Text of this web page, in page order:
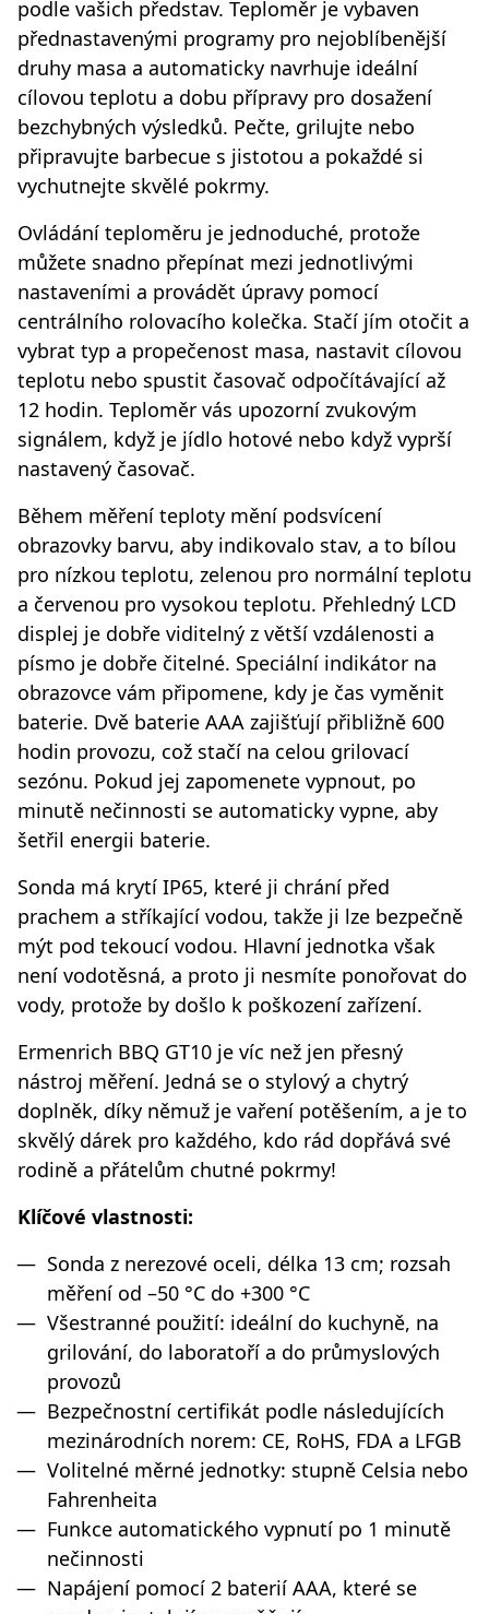
podle vašich představ. Teploměr je vybaven
přednastavenými programy pro nejoblíbenější
druhy masa a automaticky navrhuje ideální
cílovou teplotu a dobu přípravy pro dosažení
bezchybných výsledků. Pečte, grilujte nebo
připravujte barbecue s jistotou a pokaždé si
vychutnejte skvělé pokrmy.
Ovládání teploměru je jednoduché, protože
můžete snadno přepínat mezi jednotlivými
nastaveními a provádět úpravy pomocí
centrálního rolovacího kolečka. Stačí jím otočit a
vybrat typ a propečenost masa, nastavit cílovou
teplotu nebo spustit časovač odpočítávající až
12 hodin. Teploměr vás upozorní zvukovým
signálem, když je jídlo hotové nebo když vyprší
nastavený časovač.
Během měření teploty mění podsvícení
obrazovky barvu, aby indikovalo stav, a to bílou
pro nízkou teplotu, zelenou pro normální teplotu
a červenou pro vysokou teplotu. Přehledný LCD
displej je dobře viditelný z větší vzdálenosti a
písmo je dobře čitelné. Speciální indikátor na
obrazovce vám připomene, kdy je čas vyměnit
baterie. Dvě baterie AAA zajišťují přibližně 600
hodin provozu, což stačí na celou grilovací
sezónu. Pokud jej zapomenete vypnout, po
minutě nečinnosti se automaticky vypne, aby
šetřil energii baterie.
Sonda má krytí IP65, které ji chrání před
prachem a stříkající vodou, takže ji lze bezpečně
mýt pod tekoucí vodou. Hlavní jednotka však
není vodotěsná, a proto ji nesmíte ponořovat do
vody, protože by došlo k poškození zařízení.
Ermenrich BBQ GT10 je víc než jen přesný
nástroj měření. Jedná se o stylový a chytrý
doplněk, díky němuž je vaření potěšením, a je to
skvělý dárek pro každého, kdo rád dopřává své
rodině a přátelům chutné pokrmy!
Klíčové vlastnosti:
Sonda z nerezové oceli, délka 13 cm; rozsah
měření od –50 °C do +300 °C
Všestranné použití: ideální do kuchyně, na
grilování, do laboratoří a do průmyslových
provozů
Bezpečnostní certifikát podle následujících
mezinárodních norem: CE, RoHS, FDA a LFGB
Volitelné měrné jednotky: stupně Celsia nebo
Fahrenheita
Funkce automatického vypnutí po 1 minutě
nečinnosti
Napájení pomocí 2 baterií AAA, které se